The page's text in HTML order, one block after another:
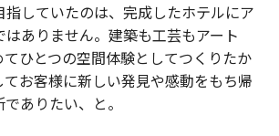
指していたのは、完成したホテルにア
ありません。建築も工芸もアート
ひとつの空間体験としてつくりたか
てお客様に新しい発見や感動をもち帰
ありたい、と。